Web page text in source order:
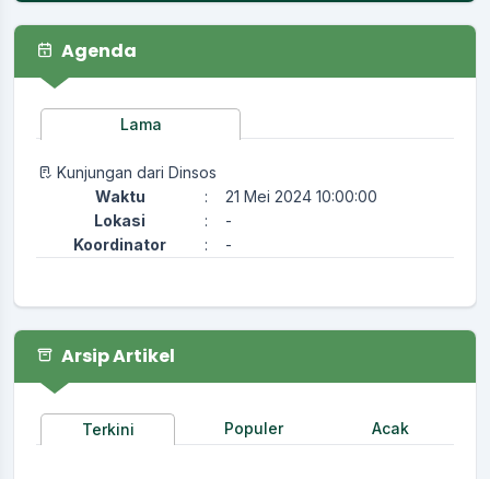
Agenda
Lama
Kunjungan dari Dinsos
Waktu
:
21 Mei 2024 10:00:00
Lokasi
:
-
Koordinator
: -
Arsip Artikel
Terkini Populer Acak